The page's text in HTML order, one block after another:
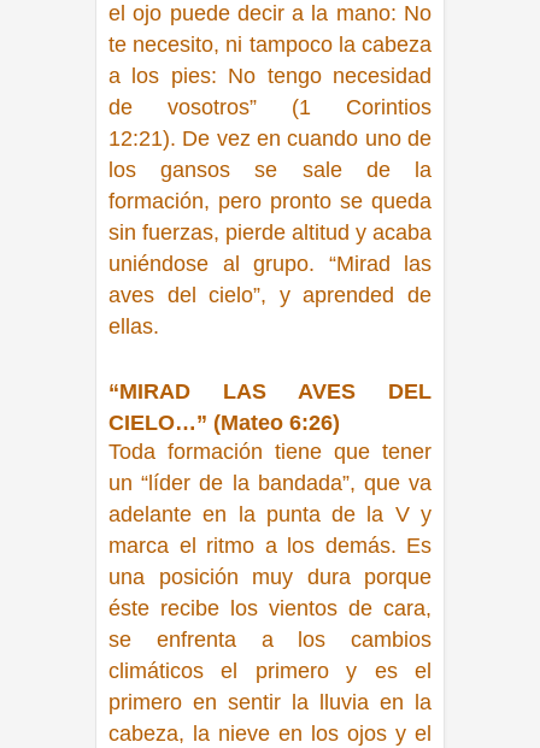
el ojo puede decir a la mano: No
te necesito, ni tampoco la cabeza
a los pies: No tengo necesidad
de vosotros” (1 Corintios
12:21). De vez en cuando uno de
los gansos se sale de la
formación, pero pronto se queda
sin fuerzas, pierde altitud y acaba
uniéndose al grupo.
“Mirad las
aves del cielo”, y aprended de
ellas.
“MIRAD LAS AVES DEL
CIELO…” (Mateo 6:26)
Toda formación tiene que tener
un “líder de la bandada”, que va
adelante en la punta de la V y
marca el ritmo a los demás. Es
una posición muy dura porque
éste recibe los vientos de cara,
se enfrenta a los cambios
climáticos el primero y es el
primero en sentir la lluvia en la
cabeza, la nieve en los ojos y el